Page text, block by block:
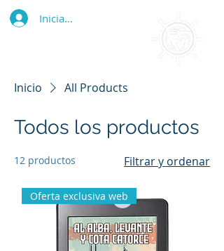
Iniciar sesión
Inicio All Products
Todos los productos
12 productos Filtrar y ordenar
Oferta exclusiva web